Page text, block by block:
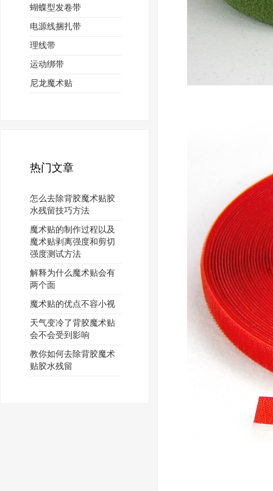
蝴蝶型发卷带
电源线捆扎带
理线带
运动绑带
尼龙魔术贴
热门文章
怎么去除背胶魔术贴胶
水残留技巧方法
魔术贴的制作过程以及
魔术贴剥离强度和剪切
强度测试方法
解释为什么魔术贴会有
两个面
魔术贴的优点不容小视
天气变冷了背胶魔术贴
会不会受到影响
教你如何去除背胶魔术
贴胶水残留